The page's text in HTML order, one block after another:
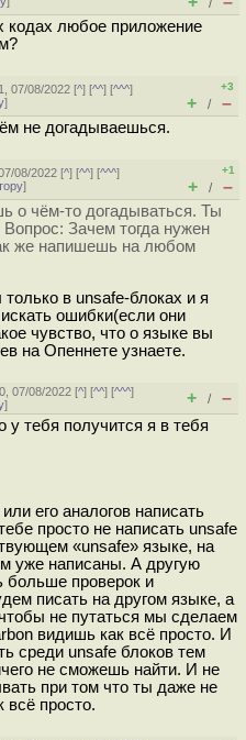
/
любое приложение
07/08/2022 [^] [^^] [^^^]
]
+3
+ / –
не догадываешься.
08/2022 [^] [^^] [^^^]
]
+1
+ / –
о чём-то догадываться. Ты
Зачем тогда нужен
же напишешь на любом
в unsafe-блоках и я
ошибки(если они
чувство, что о языке вы
на Опеннете узнаете.
07/08/2022 [^] [^^] [^^^]
] + / –
у тебя получится я в тебя
его аналогов написать
просто не написать unsafe
«unsafe» языке, на
уже написаны. А другую
больше проверок и
писать на другом языке, а
не путаться мы сделаем
видишь как всё просто. И
среди unsafe блоков тем
не сможешь найти. И не
при том что ты даже не
просто.